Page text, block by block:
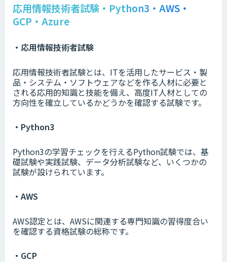
応用情報技術者試験・Python3・AWS・
GCP・Azure
・応用情報技術者試験
応用情報技術者試験とは、ITを活用したサービス・製
品・システム・ソフトウェアなどを作る人材に必要と
される応用的知識と技能を備え、高度IT人材としての
方向性を確立しているかどうかを確認する試験です。
・Python3
Python3の学習チェックを行えるPython試験では、基
礎試験や実践試験、データ分析試験など、いくつかの
試験が設けられています。
・AWS
AWS認定とは、AWSに関連する専門知識の習得度合い
を確認する資格試験の総称です。
・GCP